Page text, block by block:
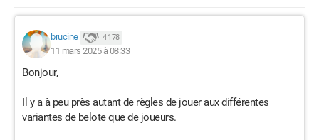
brucine 4 178
11 mars 2025 à 08:33
Bonjour,
Il y a à peu près autant de règles de jouer aux différentes
variantes de belote que de joueurs.